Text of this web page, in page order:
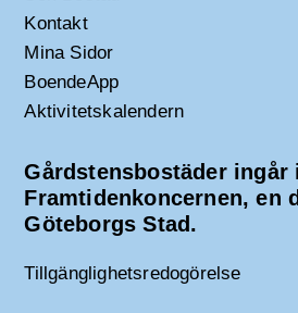
Kontakt
Mina Sidor
BoendeApp
Aktivitetskalendern
Gårdstensbostäder ingår
Framtidenkoncernen, en
Göteborgs Stad.
Tillgänglighetsredogörelse